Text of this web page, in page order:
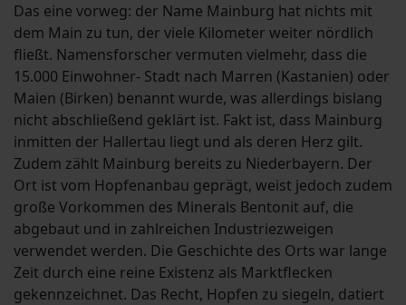
Das eine vorweg: der Name Mainburg hat nichts mit
dem Main zu tun, der viele Kilometer weiter nördlich
fließt. Namensforscher vermuten vielmehr, dass die
15.000 Einwohner- Stadt nach Marren (Kastanien) oder
Maien (Birken) benannt wurde, was allerdings bislang
nicht abschließend geklärt ist. Fakt ist, dass Mainburg
inmitten der Hallertau liegt und als deren Herz gilt.
Zudem zählt Mainburg bereits zu Niederbayern. Der
Ort ist vom Hopfenanbau geprägt, weist jedoch zudem
große Vorkommen des Minerals Bentonit auf, die
abgebaut und in zahlreichen Industriezweigen
verwendet werden. Die Geschichte des Orts war lange
Zeit durch eine reine Existenz als Marktflecken
gekennzeichnet. Das Recht, Hopfen zu siegeln, datiert